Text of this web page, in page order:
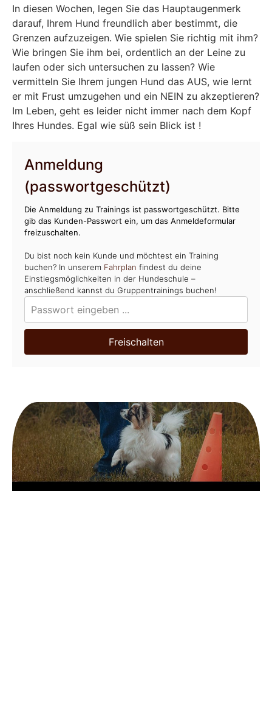
In diesen Wochen, legen Sie das Hauptaugenmerk
darauf, Ihrem Hund freundlich aber bestimmt, die
Grenzen aufzuzeigen. Wie spielen Sie richtig mit ihm?
Wie bringen Sie ihm bei, ordentlich an der Leine zu
laufen oder sich untersuchen zu lassen? Wie
vermitteln Sie Ihrem jungen Hund das AUS, wie lernt
er mit Frust umzugehen und ein NEIN zu akzeptieren?
Im Leben, geht es leider nicht immer nach dem Kopf
Ihres Hundes. Egal wie süß sein Blick ist !
Anmeldung
(passwortgeschützt)
Die Anmeldung zu Trainings ist passwortgeschützt. Bitte
gib das Kunden-Passwort ein, um das Anmeldeformular
freizuschalten.
Du bist noch kein Kunde und möchtest ein Training
buchen? In unserem Fahrplan findest du deine
Einstiegsmöglichkeiten in der Hundeschule –
anschließend kannst du Gruppentrainings buchen!
Freischalten